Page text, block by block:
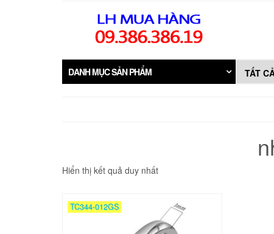
DANH MỤC SẢN PHẨM
Hiển thị kết quả duy nhất
TC344-012GS